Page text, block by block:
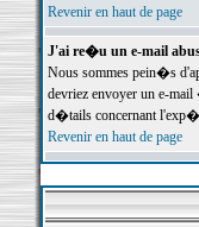
Revenir en haut de page
J'ai re�u un e-mail
Nous sommes pein�s
devriez envoyer un e-
d�tails concernant
Revenir en haut de page